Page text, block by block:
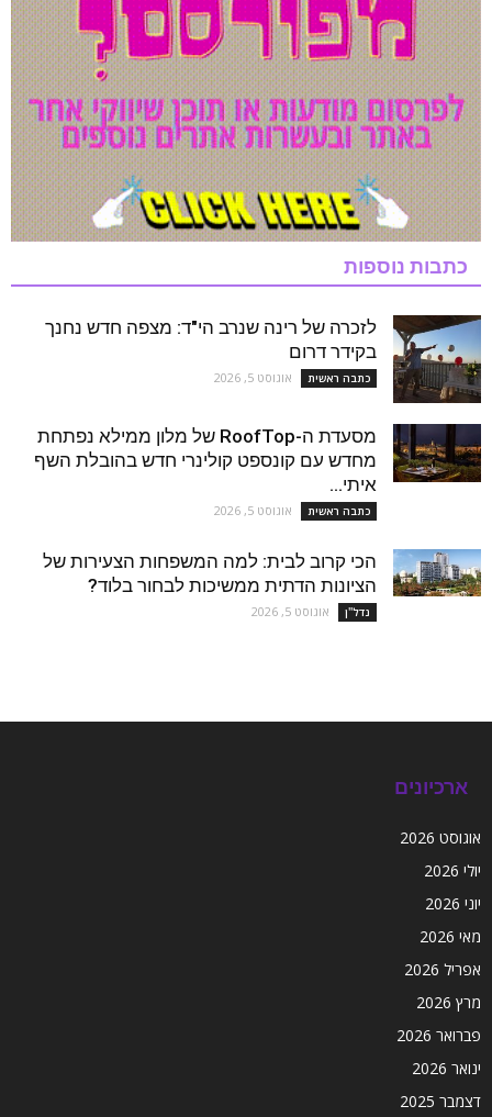
כתבות נוספות
לזכרה של רינה שנרב הי"ד: מצפה חדש נחנך
בקידר דרום
כתבה ראשית אוגוסט 5, 2026
מסעדת ה-RoofTop של מלון ממילא נפתחת
מחדש עם קונספט קולינרי חדש בהובלת השף
איתי...
כתבה ראשית אוגוסט 5, 2026
הכי קרוב לבית: למה המשפחות הצעירות של
הציונות הדתית ממשיכות לבחור בלוד?
נדל''ן אוגוסט 5, 2026
ארכיונים
אוגוסט 2026
יולי 2026
יוני 2026
מאי 2026
אפריל 2026
מרץ 2026
פברואר 2026
ינואר 2026
דצמבר 2025